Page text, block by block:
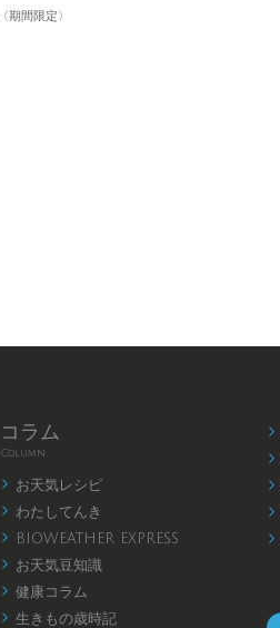
〈期間限定〉
コラム
Column
 お天気レシピ
 わたしてんき
 BIOWEATHER EXPRESS
 お天気豆知識
 健康コラム
 生きもの歳時記




